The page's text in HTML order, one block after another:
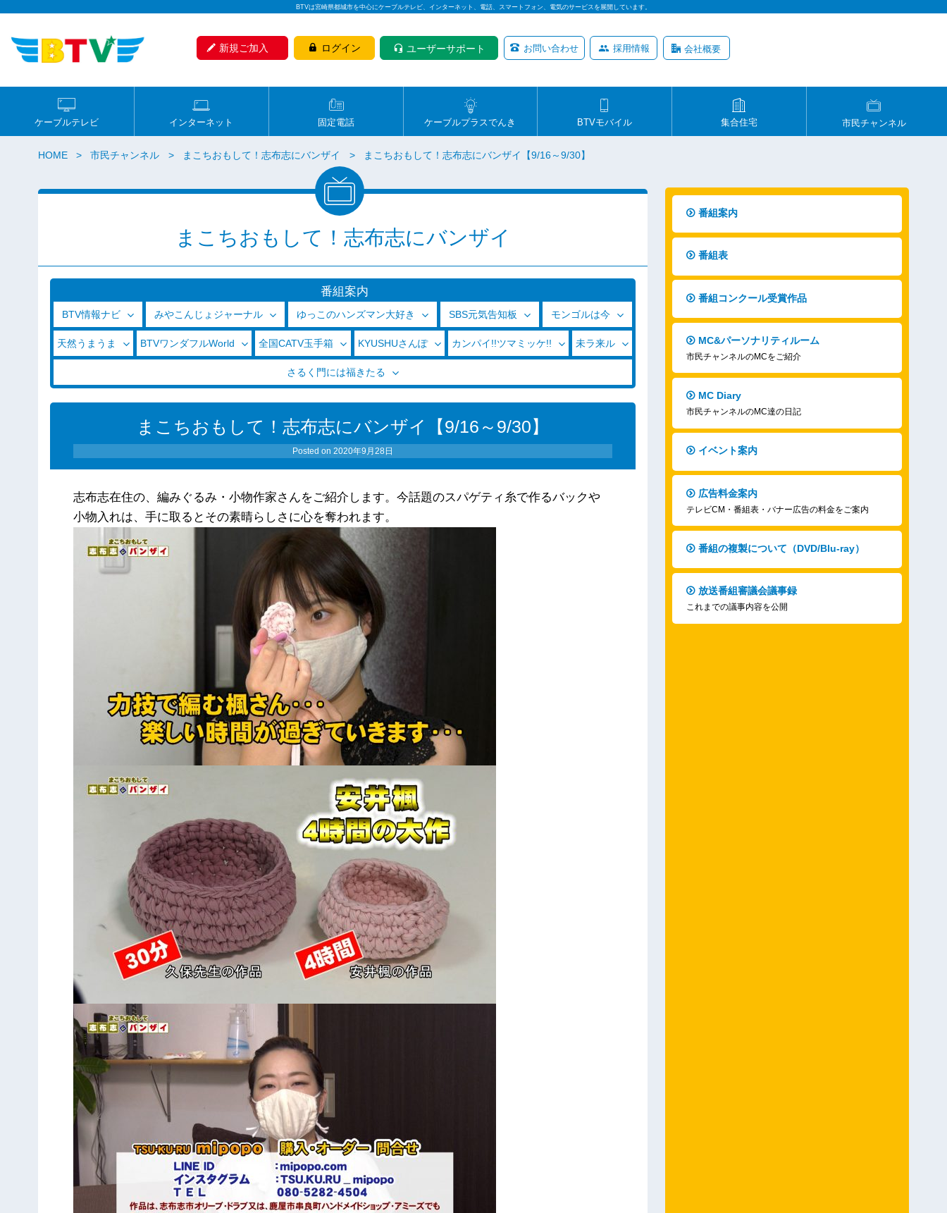
BTVは宮崎県都城市を中心にケーブルテレビ、インターネット、電話、スマートフォン、電気のサービスを展開しています。
新規ご加入 ログイン ユーザーサポート お問い合わせ 採用情報 会社概要
ケーブルテレビ インターネット 固定電話 ケーブルプラスでんき BTVモバイル 集合住宅 市民チャンネル
HOME 市民チャンネル まこちおもして！志布志にバンザイ まこちおもして！志布志にバンザイ【9/16～9/30】
まこちおもして！志布志にバンザイ
番組案内
BTV情報ナビ みやこんじょジャーナル ゆっこのハンズマン大好き SBS元気告知板 モンゴルは今
天然うまうま BTVワンダフルWorld 全国CATV玉手箱 KYUSHUさんぽ カンパイ!!ツマミッケ!! 未ラ来ル
さるく門には福きたる
まこちおもして！志布志にバンザイ【9/16～9/30】
Posted on2020年9月28日
志布志在住の、編みぐるみ・小物作家さんをご紹介します。今話題のスパゲティ糸で作るバックや
小物入れは、手に取るとその素晴らしさに心を奪われます。
番組案内
番組表
番組コンクール受賞作品
MC&パーソナリティルーム
市民チャンネルのMCをご紹介
MC Diary
市民チャンネルのMC達の日記
イベント案内
広告料金案内
テレビCM・番組表・バナー広告の料金をご案内
番組の複製について（DVD/Blu-ray）
放送番組審議会議事録
これまでの議事内容を公開